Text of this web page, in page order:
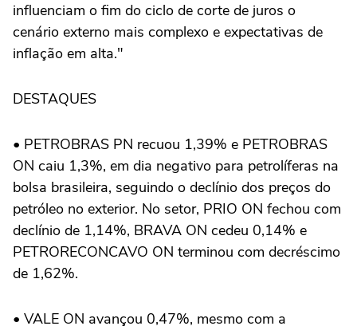
influenciam o fim do ciclo de corte de juros o
cenário externo mais complexo e expectativas de
inflação em alta."
DESTAQUES
• PETROBRAS PN recuou 1,39% e PETROBRAS
ON caiu 1,3%, em dia negativo para petrolíferas na
bolsa brasileira, seguindo o declínio dos preços do
petróleo no exterior. No setor, PRIO ON fechou com
declínio de 1,14%, BRAVA ON cedeu 0,14% ⁠e
PETRORECONCAVO ON terminou com decréscimo
de 1,62%.
• VALE ON avançou 0,47%, mesmo com a